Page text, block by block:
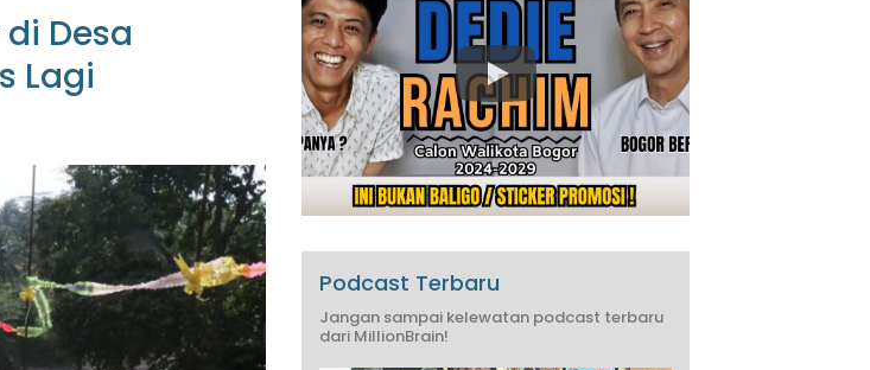
Desa
Lagi
Podcast Terbaru
Jangan sampai kelewatan podcast terbaru
dari MillionBrain!